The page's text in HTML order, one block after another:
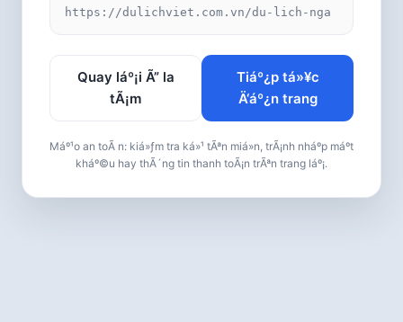
https://dulichviet.com.vn/du-lich-nga
Quay láº¡i Ã” la
tÃ¡m
Tiáº¿p tá»¥c
Ä‘áº¿n trang
Máº¹o an toÃ n: kiá»ƒm tra ká»¹ tÃªn miá»n, trÃ¡nh nháº­p máº­t
kháº©u hay thÃ´ng tin thanh toÃ¡n trÃªn trang láº¡.